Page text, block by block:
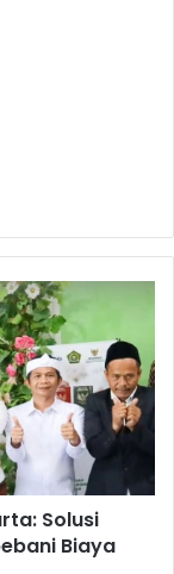
Solusi
Biaya